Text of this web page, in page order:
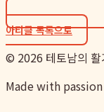
아티클 목록으로
© 2026 테토남의
Made with